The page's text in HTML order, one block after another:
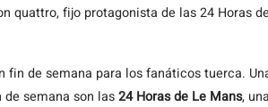
quattro, fijo protagonista de las 24 Horas
fin de semana para los fanáticos tuerca.
semana son las24 Horas de Le Mans,